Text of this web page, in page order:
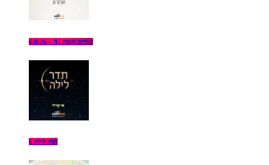
שירים וקפה 91 – 6/8/26
תדר לילה 6